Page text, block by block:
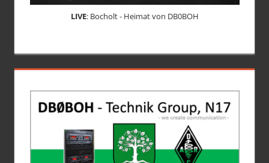
LIVE: Bocholt - Heimat von DB0BOH